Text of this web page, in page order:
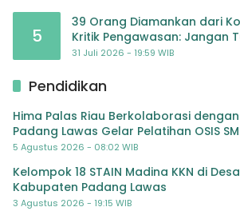
5
39 Orang Diamankan dari
Kritik Pengawasan: Jangan
Masyarakat Bergerak Baru
31 Juli 2026 - 19:59 WIB
Pendidikan
Hima Palas Riau Berkolaborasi
Padang Lawas Gelar Pelatihan OSIS
Padang Lawas
5 Agustus 2026 - 08:02 WIB
Kelompok 18 STAIN Madina KKN di
Kabupaten Padang Lawas
3 Agustus 2026 - 19:15 WIB